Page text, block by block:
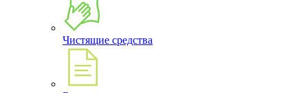
Чистящие средства